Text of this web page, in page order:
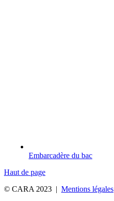
Embarcadère du bac
Haut de page
© CARA 2023 | Mentions légales